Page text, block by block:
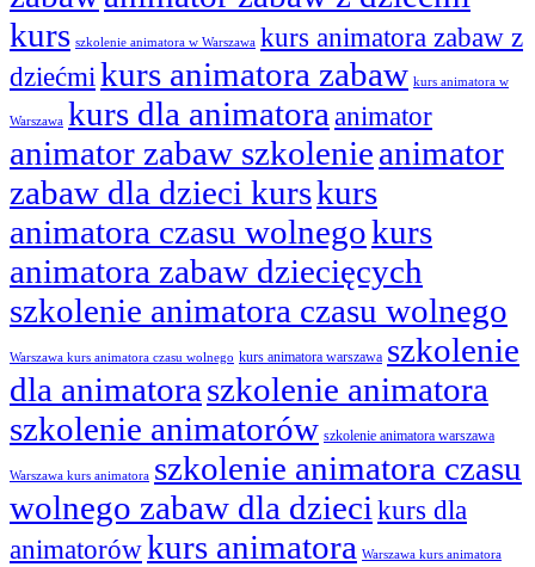
kurs szkolenie animatora w Warszawa kurs animatora zabaw z
dziećmi kurs animatora zabaw kurs animatora w
Warszawa kurs dla animatora animator
animator zabaw szkolenieanimator
zabaw dla dzieci kurskurs
animatora czasu wolnegokurs
animatora zabaw dziecięcych
szkolenie animatora czasu wolnego
Warszawa kurs animatora czasu wolnego kurs animatora warszawa szkolenie
dla animatora szkolenie animatora
szkolenie animatorów szkolenie animatora warszawa
Warszawa kurs animatora szkolenie animatora czasu
wolnego zabaw dla dzieci kurs dla
animatorówkurs animatora Warszawa kurs animatora